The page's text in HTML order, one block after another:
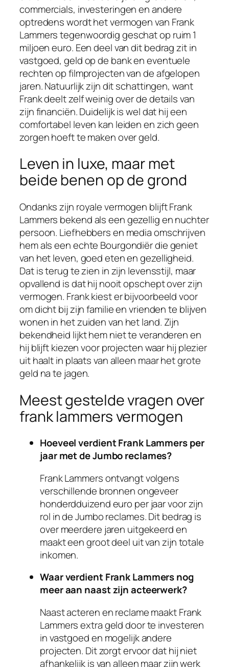
commercials, investeringen en andere
optredens wordt het vermogen van Frank
Lammers tegenwoordig geschat op ruim 1
miljoen euro. Een deel van dit bedrag zit in
vastgoed, geld op de bank en eventuele
rechten op filmprojecten van de afgelopen
jaren. Natuurlijk zijn dit schattingen, want
Frank deelt zelf weinig over de details van
zijn financiën. Duidelijk is wel dat hij een
comfortabel leven kan leiden en zich geen
zorgen hoeft te maken over geld.
Leven in luxe, maar met
beide benen op de grond
Ondanks zijn royale vermogen blijft Frank
Lammers bekend als een gezellig en nuchter
persoon. Liefhebbers en media omschrijven
hem als een echte Bourgondiër die geniet
van het leven, goed eten en gezelligheid.
Dat is terug te zien in zijn levensstijl, maar
opvallend is dat hij nooit opschept over zijn
vermogen. Frank kiest er bijvoorbeeld voor
om dicht bij zijn familie en vrienden te blijven
wonen in het zuiden van het land. Zijn
bekendheid lijkt hem niet te veranderen en
hij blijft kiezen voor projecten waar hij plezier
uit haalt in plaats van alleen maar het grote
geld na te jagen.
Meest gestelde vragen over
frank lammers vermogen
Hoeveel verdient Frank Lammers per
jaar met de Jumbo reclames?
Frank Lammers ontvangt volgens
verschillende bronnen ongeveer
honderdduizend euro per jaar voor zijn
rol in de Jumbo reclames. Dit bedrag is
over meerdere jaren uitgekeerd en
maakt een groot deel uit van zijn totale
inkomen.
Waar verdient Frank Lammers nog
meer aan naast zijn acteerwerk?
Naast acteren en reclame maakt Frank
Lammers extra geld door te investeren
in vastgoed en mogelijk andere
projecten. Dit zorgt ervoor dat hij niet
afhankelijk is van alleen maar zijn werk